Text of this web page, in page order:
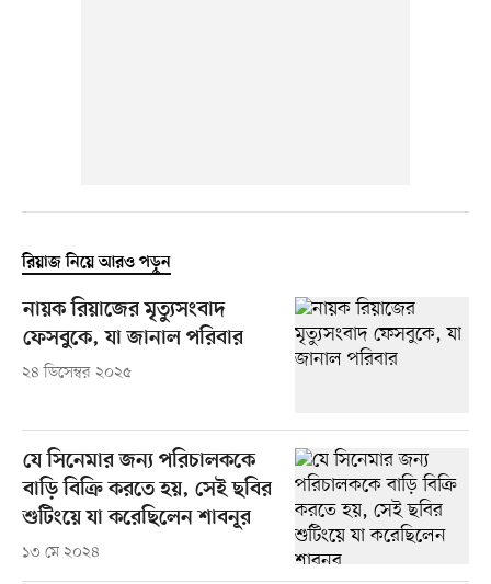
রিয়াজ নিয়ে আরও পড়ুন
নায়ক রিয়াজের মৃত্যুসংবাদ
ফেসবুকে, যা জানাল পরিবার
২৪ ডিসেম্বর ২০২৫
যে সিনেমার জন্য পরিচালককে
বাড়ি বিক্রি করতে হয়, সেই ছবির
শুটিংয়ে যা করেছিলেন শাবনূর
১৩ মে ২০২৪